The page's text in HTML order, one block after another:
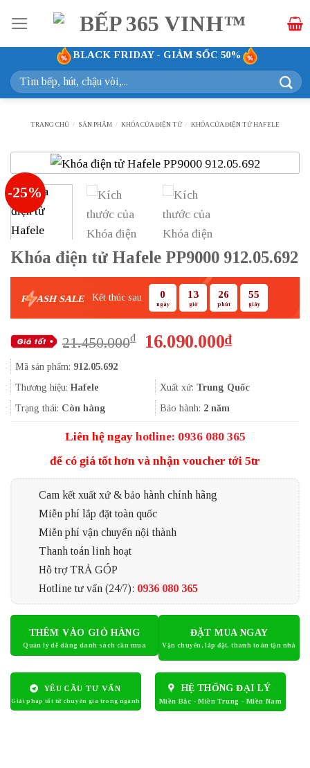
qua
nội
dung
BLACK FRIDAY - GIẢM SỐC 50%
Tìm
kiếm:
TRANG CHỦ / SẢN PHẨM / KHÓA CỬA ĐIỆN TỬ / KHÓA CỬA ĐIỆN TỬ HAFELE
-25%
Khóa điện tử Hafele PP9000 912.05.692
F ASH SALE Kết thúc sau 0
ngày
13
giờ
26
phút
54
giây
21.450.000₫
Giá
21.450.000₫.
16.090.000₫Giá
là:
Mã sản phẩm: 912.05.692
Thương hiệu: Hafele Xuất xứ: Trung Quốc
Trạng thái: Còn hàng Bảo hành: 2 năm
Liên hệ ngay hotline: 0936 080 365
để có giá tốt hơn và nhận voucher tới 5tr
Cam kết xuất xứ & bảo hành chính hãng
Miễn phí lắp đặt toàn quốc
Miễn phí vận chuyển nội thành
Thanh toán linh hoạt
Hỗ trợ TRẢ GÓP
Hotline tư vấn (24/7): 0936 080 365
THÊM VÀO GIỎ HÀNG ĐẶT MUA NGAY
YÊU CẦU TƯ VẤN HỆ THỐNG ĐẠI LÝ